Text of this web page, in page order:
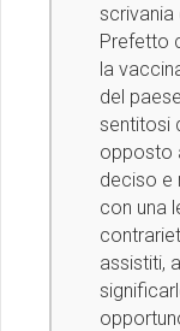
scrivania
Prefetto
la
del
sentitosi
opposto
deciso e
con una
assistiti,